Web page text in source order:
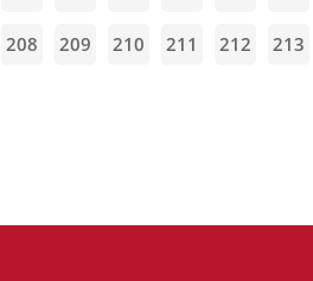
208 209 210 211 212 213